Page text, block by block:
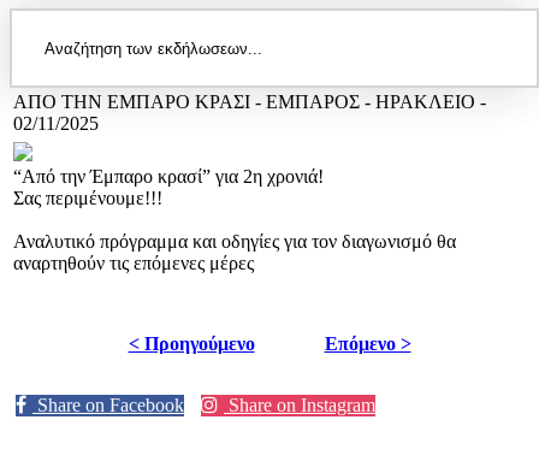
ΑΠΟ ΤΗΝ ΕΜΠΑΡΟ ΚΡΑΣΙ - ΕΜΠΑΡΟΣ - ΗΡΑΚΛΕΙΟ -
02/11/2025
“Από την Έμπαρο κρασί” για 2η χρονιά!
Σας περιμένουμε!!!
Αναλυτικό πρόγραμμα και οδηγίες για τον διαγωνισμό θα
αναρτηθούν τις επόμενες μέρες
< Προηγούμενο Επόμενο >
Share on Facebook Share on Instagram